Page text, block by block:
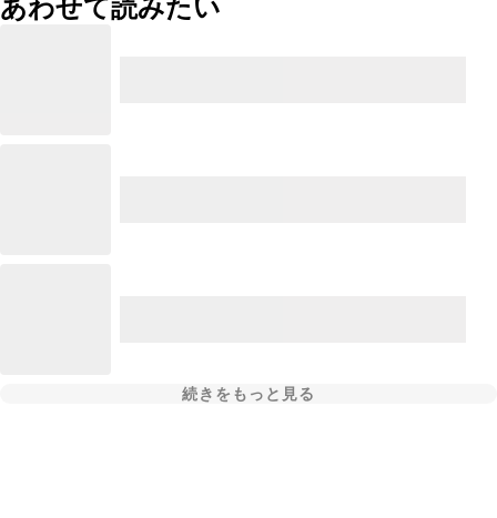
あわせて読みたい
続きをもっと見る